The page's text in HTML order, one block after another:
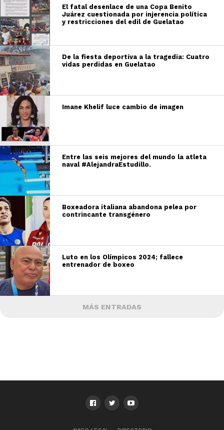
El fatal desenlace de una Copa Benito
Juárez cuestionada por injerencia política
y restricciones del edil de Guelatao
De la fiesta deportiva a la tragedia: Cuatro
vidas perdidas en Guelatao
Imane Khelif luce cambio de imagen
Entre las seis mejores del mundo la atleta
naval #AlejandraEstudillo.
Boxeadora italiana abandona pelea por
contrincante transgénero
Luto en los Olímpicos 2024; fallece
entrenador de boxeo
MÁS ENTRADAS